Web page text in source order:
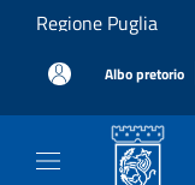
Salta al contenuto
Regione Puglia
Albo pretorio